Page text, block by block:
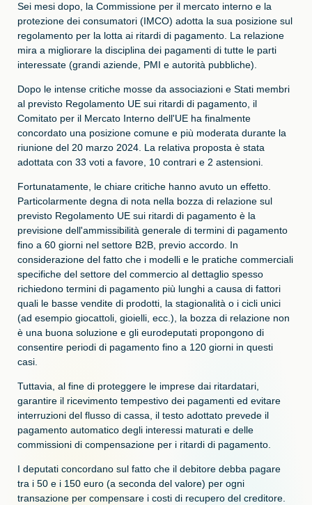
Sei mesi dopo, la Commissione per il mercato interno e la
protezione dei consumatori (IMCO) adotta la sua posizione sul
regolamento per la lotta ai ritardi di pagamento. La relazione
mira a migliorare la disciplina dei pagamenti di tutte le parti
interessate (grandi aziende, PMI e autorità pubbliche).
Dopo le intense critiche mosse da associazioni e Stati membri
al previsto Regolamento UE sui ritardi di pagamento, il
Comitato per il Mercato Interno dell'UE ha finalmente
concordato una posizione comune e più moderata durante la
riunione del 20 marzo 2024. La relativa proposta è stata
adottata con 33 voti a favore, 10 contrari e 2 astensioni.
Fortunatamente, le chiare critiche hanno avuto un effetto.
Particolarmente degna di nota nella bozza di relazione sul
previsto Regolamento UE sui ritardi di pagamento è la
previsione dell'ammissibilità generale di termini di pagamento
fino a 60 giorni nel settore B2B, previo accordo. In
considerazione del fatto che i modelli e le pratiche commerciali
specifiche del settore del commercio al dettaglio spesso
richiedono termini di pagamento più lunghi a causa di fattori
quali le basse vendite di prodotti, la stagionalità o i cicli unici
(ad esempio giocattoli, gioielli, ecc.), la bozza di relazione non
è una buona soluzione e gli eurodeputati propongono di
consentire periodi di pagamento fino a 120 giorniin questi
casi.
Tuttavia, al fine di proteggere le imprese dai ritardatari,
garantire il ricevimento tempestivo dei pagamenti ed evitare
interruzioni del flusso di cassa, il testo adottato prevede il
pagamento automatico degli interessi maturati e delle
commissioni di compensazione per i ritardi di pagamento.
I deputati concordano sul fatto che il debitore debba pagare
tra i 50 e i 150 euro (a seconda del valore) per ogni
transazione per compensare i costi di recupero del creditore.